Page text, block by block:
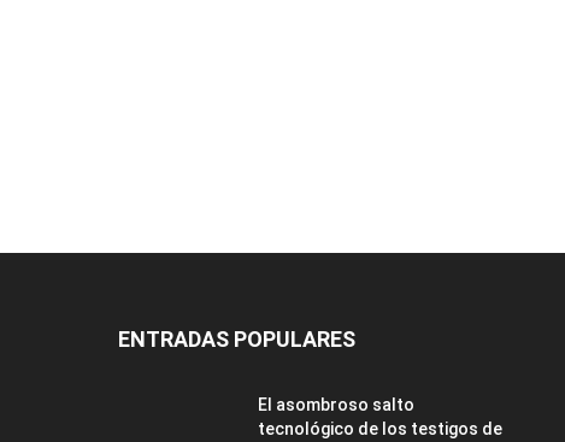
ENTRADAS POPULARES
El asombroso salto
tecnológico de los testigos de